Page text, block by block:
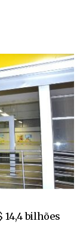
14,4 bilhões